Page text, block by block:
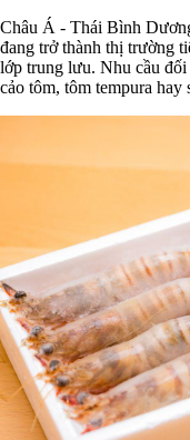
Châu Á - Thái Bình
đang trở thành thị trường
lớp trung lưu. Nhu cầu đối
cảo tôm, tôm tempura hay